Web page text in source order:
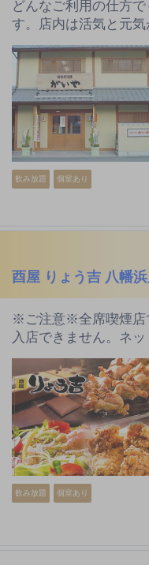
どんなご利用の仕方
す。店内は活気と元
飲み放題 個室あり
酉屋 りょう吉 八幡
※ご注意※全席喫煙店
入店できません。ネ
飲み放題 個室あり